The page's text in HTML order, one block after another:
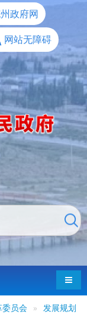
政府网
网站无障碍
导航
委员会 »
发展规划